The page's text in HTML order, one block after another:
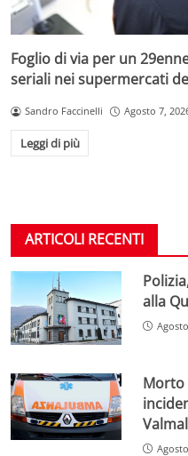
Foglio di via per un
seriali nei supermercati
Sandro Faccinelli Agosto 7,
Leggi di più
ARTICOLI RECENTI
alla
Morto